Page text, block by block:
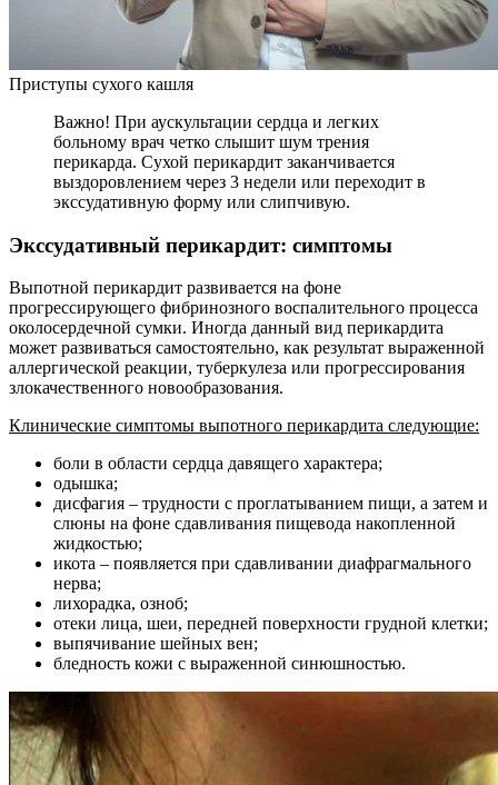
Приступы сухого кашля
Важно! При аускультации сердца и легких
больному врач четко слышит шум трения
перикарда. Сухой перикардит заканчивается
выздоровлением через 3 недели или переходит в
экссудативную форму или слипчивую.
Экссудативный перикардит: симптомы
Выпотной перикардит развивается на фоне
прогрессирующего фибринозного воспалительного процесса
околосердечной сумки. Иногда данный вид перикардита
может развиваться самостоятельно, как результат выраженной
аллергической реакции, туберкулеза или прогрессирования
злокачественного новообразования.
Клинические симптомы выпотного перикардита следующие:
боли в области сердца давящего характера;
одышка;
дисфагия – трудности с проглатыванием пищи, а затем и
слюны на фоне сдавливания пищевода накопленной
жидкостью;
икота – появляется при сдавливании диафрагмального
нерва;
лихорадка, озноб;
отеки лица, шеи, передней поверхности грудной клетки;
выпячивание шейных вен;
бледность кожи с выраженной синюшностью.